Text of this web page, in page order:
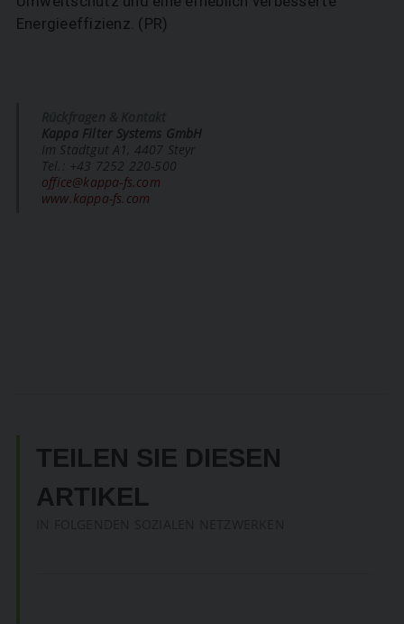
Energieeffizienz. (PR)
Kappa Filter Systems GmbH
Im Stadtgut A1, 4407 Steyr
Tel.: +43 7252 220-500
office@kappa-fs.com
www.kappa-fs.com
TEILEN SIE DIESEN
ARTIKEL